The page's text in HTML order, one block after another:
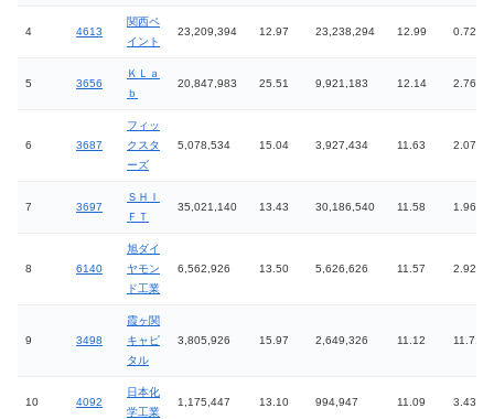
4 4613
関西ペ
イント
23,209,394 12.97 23,238,294 12.99 0.72
5 3656
ＫＬａ
ｂ
20,847,983 25.51 9,921,183 12.14 2.76
6 3687
フィッ
クスタ
ーズ
5,078,534 15.04 3,927,434 11.63 2.07
7 3697
ＳＨＩ
ＦＴ
35,021,140 13.43 30,186,540 11.58 1.96
8 6140
旭ダイ
ヤモン
ド工業
6,562,926 13.50 5,626,626 11.57 2.92
9 3498
霞ヶ関
キャピ
タル
3,805,926 15.97 2,649,326 11.12 11.71
10 4092
日本化
学工業
1,175,447 13.10 994,947 11.09 3.43